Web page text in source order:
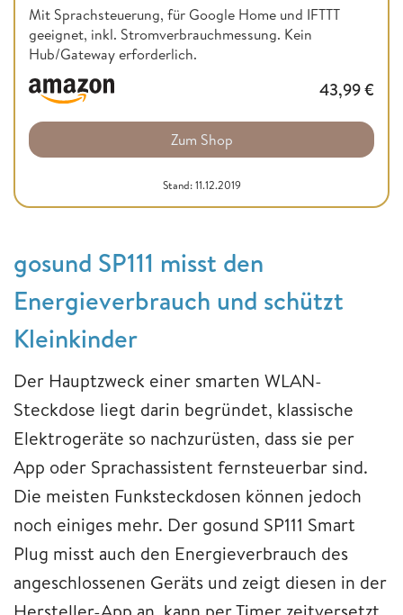
Mit Sprachsteuerung, für Google Home und IFTTT
geeignet, inkl. Stromverbrauchmessung. Kein
Hub/Gateway erforderlich.
43,99€
Zum Shop
Stand: 11.12.2019
gosund SP111 misst den
Energieverbrauch und schützt
Kleinkinder
Der Hauptzweck einer smarten WLAN-
Steckdose liegt darin begründet, klassische
Elektrogeräte so nachzurüsten, dass sie per
App oder Sprachassistent fernsteuerbar sind.
Die meisten Funksteckdosen können jedoch
noch einiges mehr. Der gosund SP111 Smart
Plug misst auch den Energieverbrauch des
angeschlossenen Geräts und zeigt diesen in der